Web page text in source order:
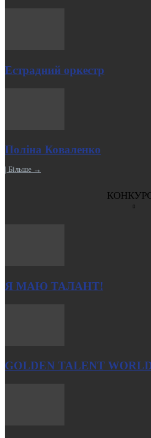
Естрадний оркестр
Поліна Коваленко
| Більше →
Я МАЮ ТАЛАНТ!
GOLDEN TALENT